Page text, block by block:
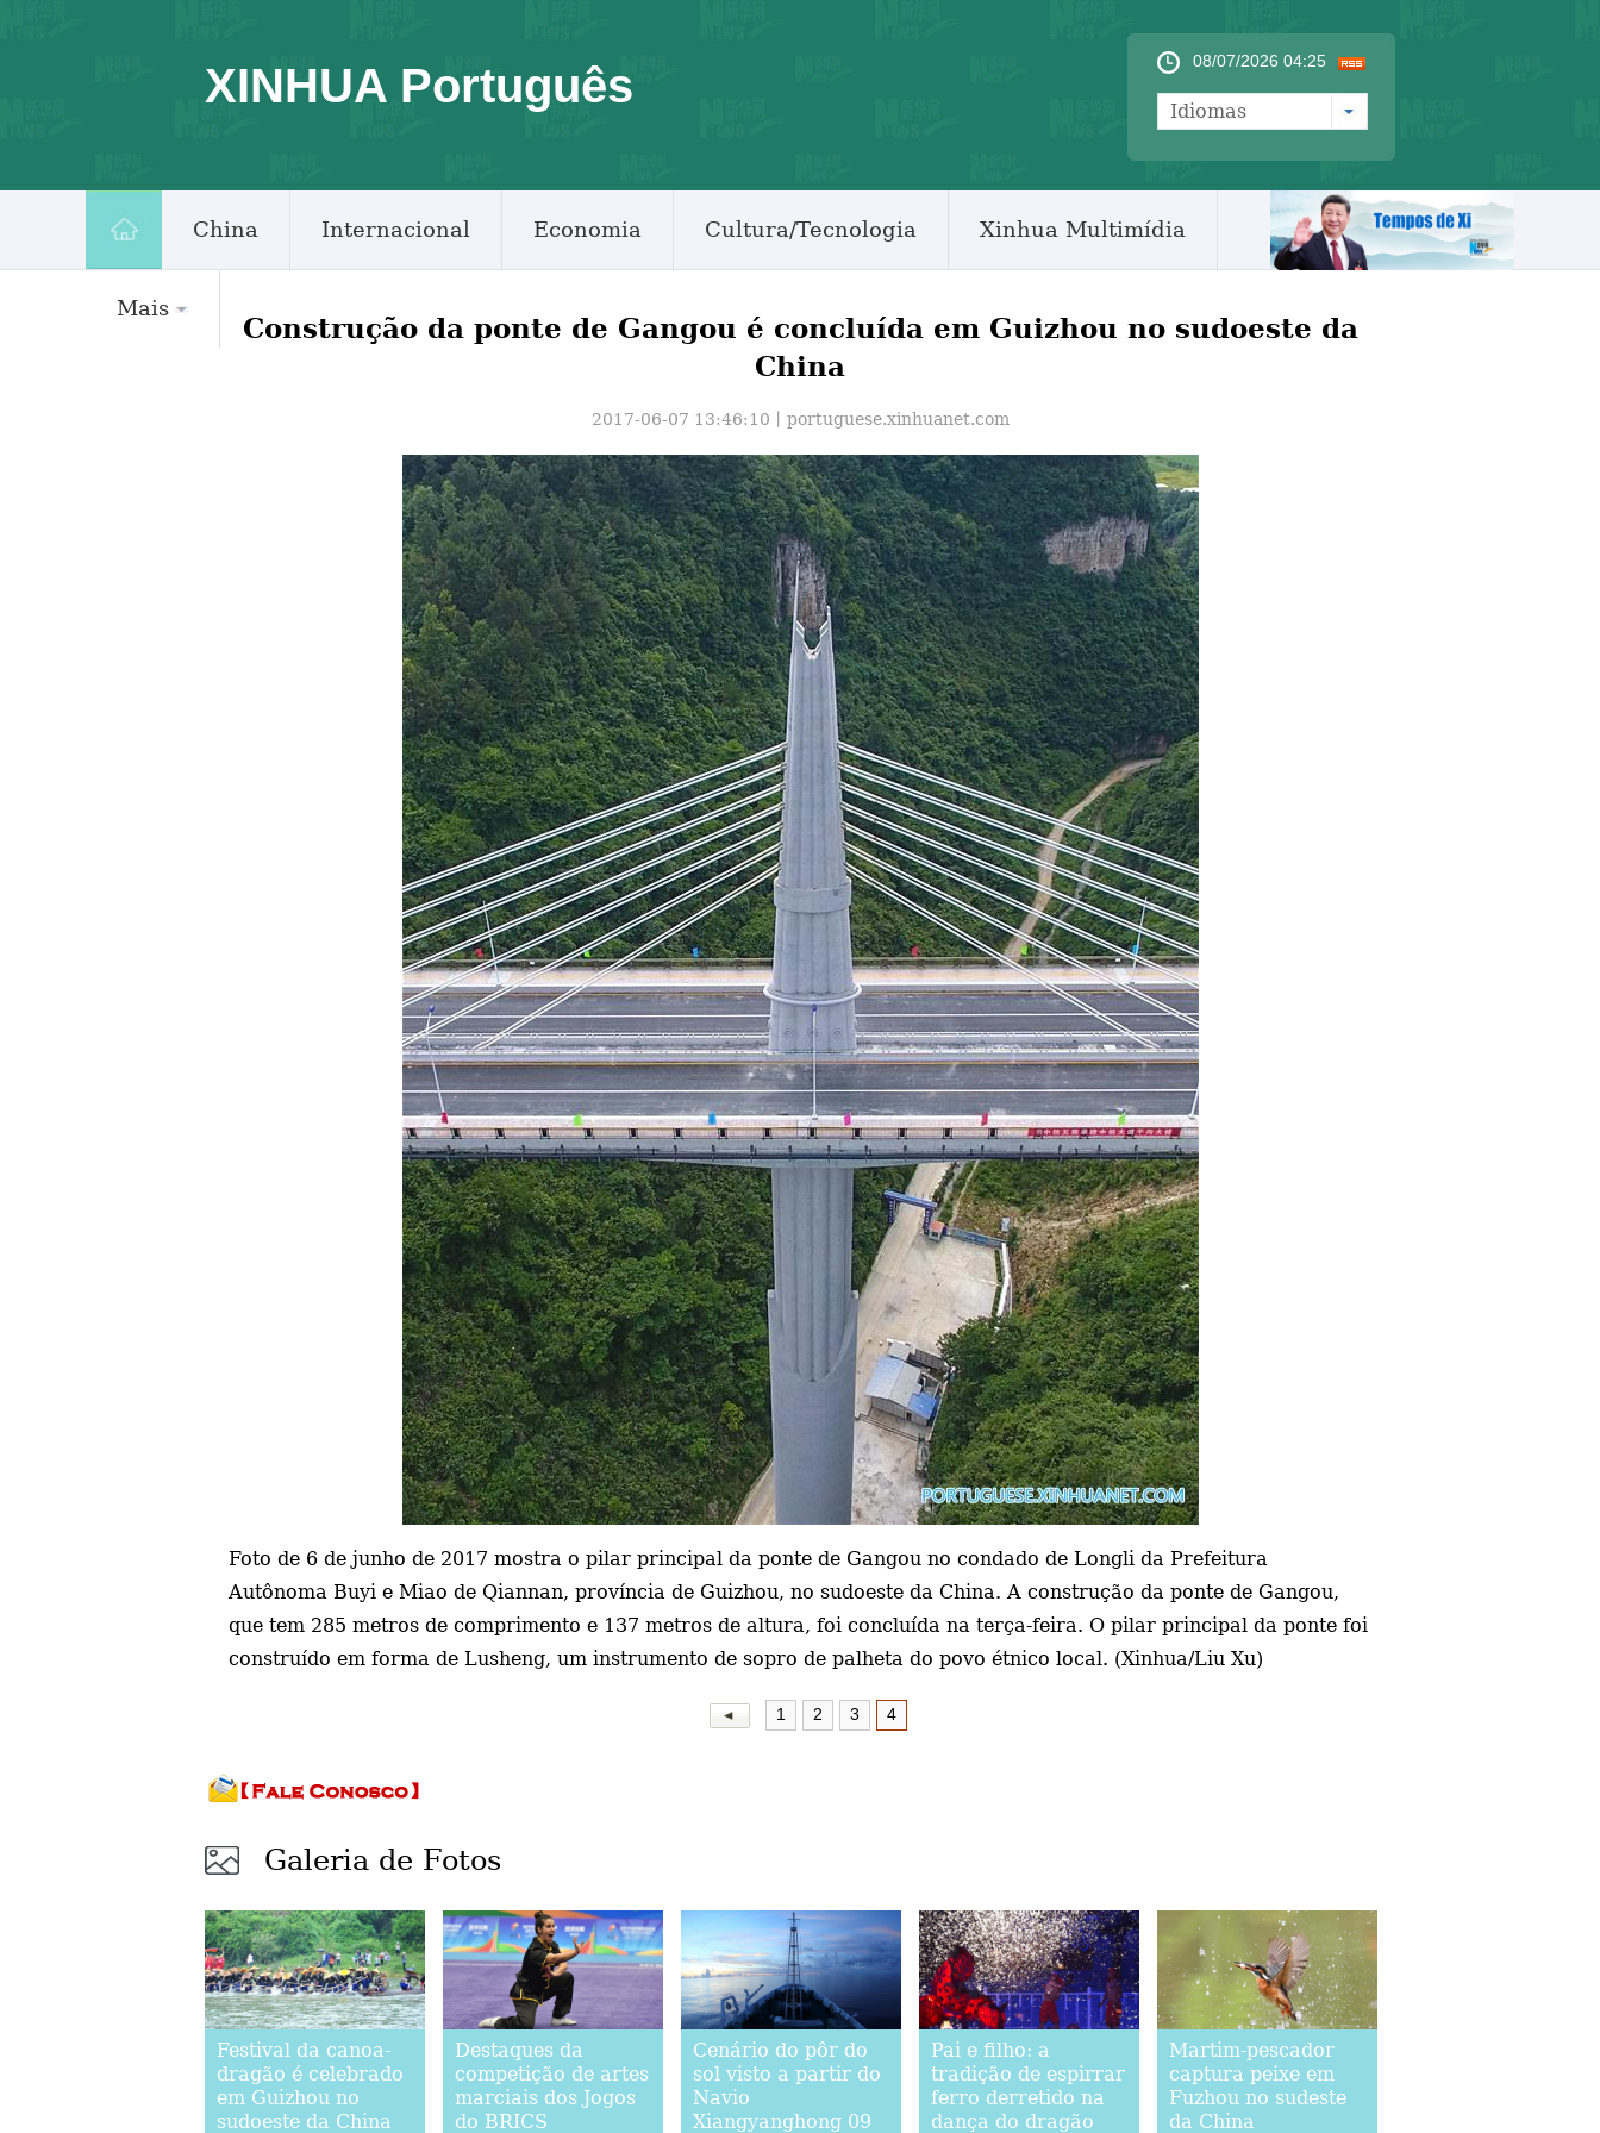
XINHUA Português 08/07/2026 04:25
Idiomas
China Internacional Economia Cultura/Tecnologia Xinhua Multimídia
Mais
Construção da ponte de Gangou é concluída em Guizhou no sudoeste da
China
2017-06-07 13:46:10丨 portuguese.xinhuanet.com
Foto de 6 de junho de 2017 mostra o pilar principal da ponte de Gangou no condado de Longli da Prefeitura
Autônoma Buyi e Miao de Qiannan, província de Guizhou, no sudoeste da China. A construção da ponte de Gangou,
que tem 285 metros de comprimento e 137 metros de altura, foi concluída na terça-feira. O pilar principal da ponte foi
construído em forma de Lusheng, um instrumento de sopro de palheta do povo étnico local. (Xinhua/Liu Xu)
1 2 3 4
Galeria de Fotos
Festival da canoa-
dragão é celebrado
em Guizhou no
sudoeste da China
Destaques da
competição de artes
marciais dos Jogos
do BRICS
Cenário do pôr do
sol visto a partir do
Navio
Xiangyanghong 09
Pai e filho: a
tradição de espirrar
ferro derretido na
dança do dragão
Martim-pescador
captura peixe em
Fuzhou no sudeste
da China